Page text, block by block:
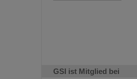
GSI ist Mitglied bei